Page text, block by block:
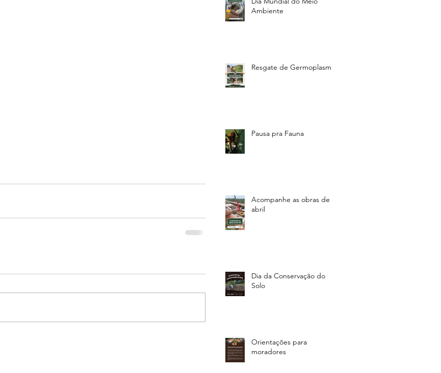
Ambiente
Resgate de Germoplasma
Pausa pra Fauna
Acompanhe as obras de
abril
Dia da Conservação do
Solo
Orientações para
moradores